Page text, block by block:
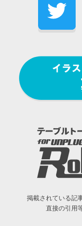
掲載されている記
直接の引用